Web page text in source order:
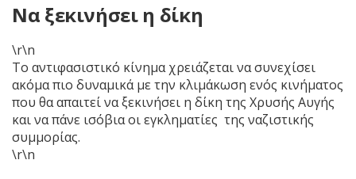
Να ξεκινήσει η δίκη
\r\n
Το αντιφασιστικό κίνημα χρειάζεται να συνεχίσει
ακόμα πιο δυναμικά με την κλιμάκωση ενός κινήματος
που θα απαιτεί να ξεκινήσει η δίκη της Χρυσής Αυγής
και να πάνε ισόβια οι εγκληματίες της ναζιστικής
συμμορίας.
\r\n